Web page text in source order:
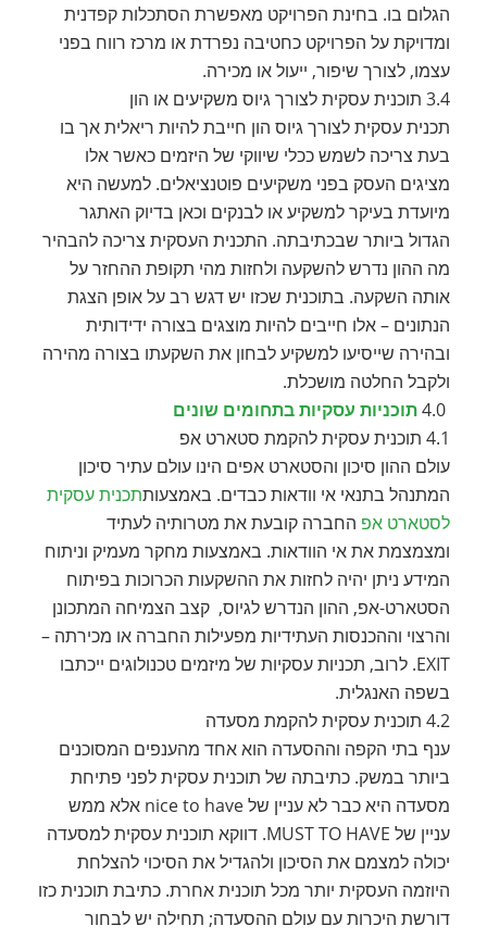
הגלום בו. בחינת הפרויקט מאפשרת הסתכלות קפדנית
ומדויקת על הפרויקט כחטיבה נפרדת או מרכז רווח בפני
עצמו, לצורך שיפור, ייעול או מכירה.
3.4 תוכנית עסקית לצורך גיוס משקיעים או הון
תכנית עסקית לצורך גיוס הון חייבת להיות ריאלית אך בו
בעת צריכה לשמש ככלי שיווקי של היזמים כאשר אלו
מציגים העסק בפני משקיעים פוטנציאלים. למעשה היא
מיועדת בעיקר למשקיע או לבנקים וכאן בדיוק האתגר
הגדול ביותר שבכתיבתה. התכנית העסקית צריכה להבהיר
מה ההון נדרש להשקעה ולחזות מהי תקופת ההחזר על
אותה השקעה. בתוכנית שכזו יש דגש רב על אופן הצגת
הנתונים – אלו חייבים להיות מוצגים בצורה ידידותית
ובהירה שייסיעו למשקיע לבחון את השקעתו בצורה מהירה
ולקבל החלטה מושכלת.
תוכניות עסקיות בתחומים שונים
4.1 תוכנית עסקית להקמת סטארט אפ
עולם ההון סיכון והסטארט אפים הינו עולם עתיר סיכון
המתנהל בתנאי אי וודאות כבדים. באמצעותתכנית עסקית
לסטארט אפ החברה קובעת את מטרותיה לעתיד
ומצמצמת את אי הוודאות. באמצעות מחקר מעמיק וניתוח
המידע ניתן יהיה לחזות את ההשקעות הכרוכות בפיתוח
הסטארט-אפ, ההון הנדרש לגיוס, קצב הצמיחה המתכונן
והרצוי וההכנסות העתידיות מפעילות החברה או מכירתה –
EXIT. לרוב, תכניות עסקיות של מיזמים טכנולוגים ייכתבו
בשפה האנגלית.
4.2 תוכנית עסקית להקמת מסעדה
ענף בתי הקפה וההסעדה הוא אחד מהענפים המסוכנים
ביותר במשק. כתיבתה של תוכנית עסקית לפני פתיחת
מסעדה היא כבר לא עניין של nice to have אלא ממש
עניין של MUST TO HAVE. דווקא תוכנית עסקית למסעדה
יכולה למצמם את הסיכון ולהגדיל את הסיכוי להצלחת
היוזמה העסקית יותר מכל תוכנית אחרת. כתיבת תוכנית כזו
דורשת היכרות עם עולם ההסעדה; תחילה יש לבחור